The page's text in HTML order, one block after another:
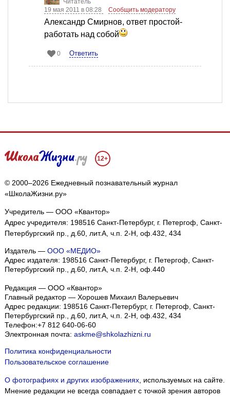
Читатель
19 мая 2011 в 08:28
Сообщить модератору
Александр Смирнов, ответ простой-
работать над собой
0 Ответить
12+
© 2000–2026 Ежедневный познавательный журнал
«ШколаЖизни.ру»
Учредитель — ООО «Квантор»
Адрес учредителя: 198516 Санкт-Петербург, г. Петергоф, Санкт-
Петербургский пр., д.60, лит.А, ч.п. 2-Н, оф.432, 434
Издатель — ООО «МЕДИО»
Адрес издателя: 198516 Санкт-Петербург, г. Петергоф, Санкт-
Петербургский пр., д.60, лит.А, ч.п. 2-Н, оф.440
Редакция — ООО «Квантор»
Главный редактор — Хорошев Михаил Валерьевич
Адрес редакции: 198516 Санкт-Петербург, г. Петергоф, Санкт-
Петербургский пр., д.60, лит.А, ч.п. 2-Н, оф.432, 434
Телефон:+7 812 640-06-60
Электронная почта: askme@shkolazhizni.ru
Политика конфиденциальности
Пользовательское соглашение
О фотографиях и других изображениях, используемых на сайте.
Мнение редакции не всегда совпадает с точкой зрения авторов